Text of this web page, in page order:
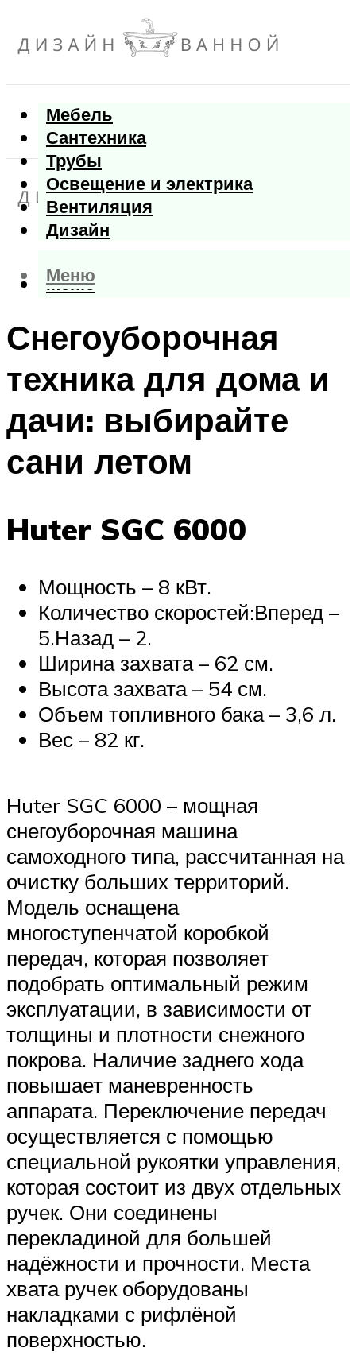
Мебель
Сантехника
Трубы
Освещение и электрика
Вентиляция
Дизайн
Меню
Меню
Снегоуборочная
техника для дома и
дачи: выбирайте
сани летом
Huter SGC 6000
Мощность – 8 кВт.
Количество скоростей:Вперед –
5.Назад – 2.
Ширина захвата – 62 см.
Высота захвата – 54 см.
Объем топливного бака – 3,6 л.
Вес – 82 кг.
Huter SGC 6000 – мощная
снегоуборочная машина
самоходного типа, рассчитанная на
очистку больших территорий.
Модель оснащена
многоступенчатой коробкой
передач, которая позволяет
подобрать оптимальный режим
эксплуатации, в зависимости от
толщины и плотности снежного
покрова. Наличие заднего хода
повышает маневренность
аппарата. Переключение передач
осуществляется с помощью
специальной рукоятки управления,
которая состоит из двух отдельных
ручек. Они соединены
перекладиной для большей
надёжности и прочности. Места
хвата ручек оборудованы
накладками с рифлёной
поверхностью.